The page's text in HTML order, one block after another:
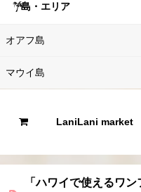
島・エリア
オアフ島
マウイ島
LaniLani market
「ハワイで使えるワ